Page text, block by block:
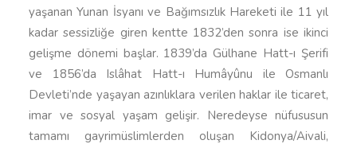
yaşanan Yunan İsyanı ve Bağımsızlık Hareketi ile 11 yıl
kadar sessizliğe giren kentte 1832’den sonra ise ikinci
gelişme dönemi başlar. 1839’da Gülhane Hatt-ı Şerifi
ve 1856’da Islâhat Hatt-ı Humâyûnu ile Osmanlı
Devleti’nde yaşayan azınlıklara verilen haklar ile ticaret,
imar ve sosyal yaşam gelişir. Neredeyse nüfususun
tamamı gayrimüslimlerden oluşan Kidonya/Aivali,